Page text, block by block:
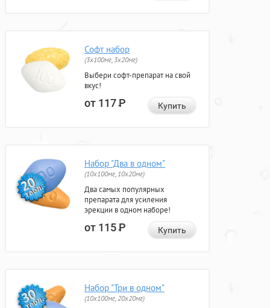
Софт набор
(3x100мг, 3x20мг)
Выбери софт-препарат на свой
вкус!
от 117Р Купить
Набор "Два в одном"
(10x100мг, 10x20мг)
Два самых популярных
препарата для усиления
эрекции в одном наборе!
от 115Р Купить
Набор "Три в одном"
(10x100мг, 20x20мг)